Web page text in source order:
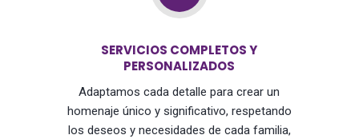
SERVICIOS COMPLETOS Y
PERSONALIZADOS
Adaptamos cada detalle para crear un
homenaje único y significativo, respetando
los deseos y necesidades de cada familia,